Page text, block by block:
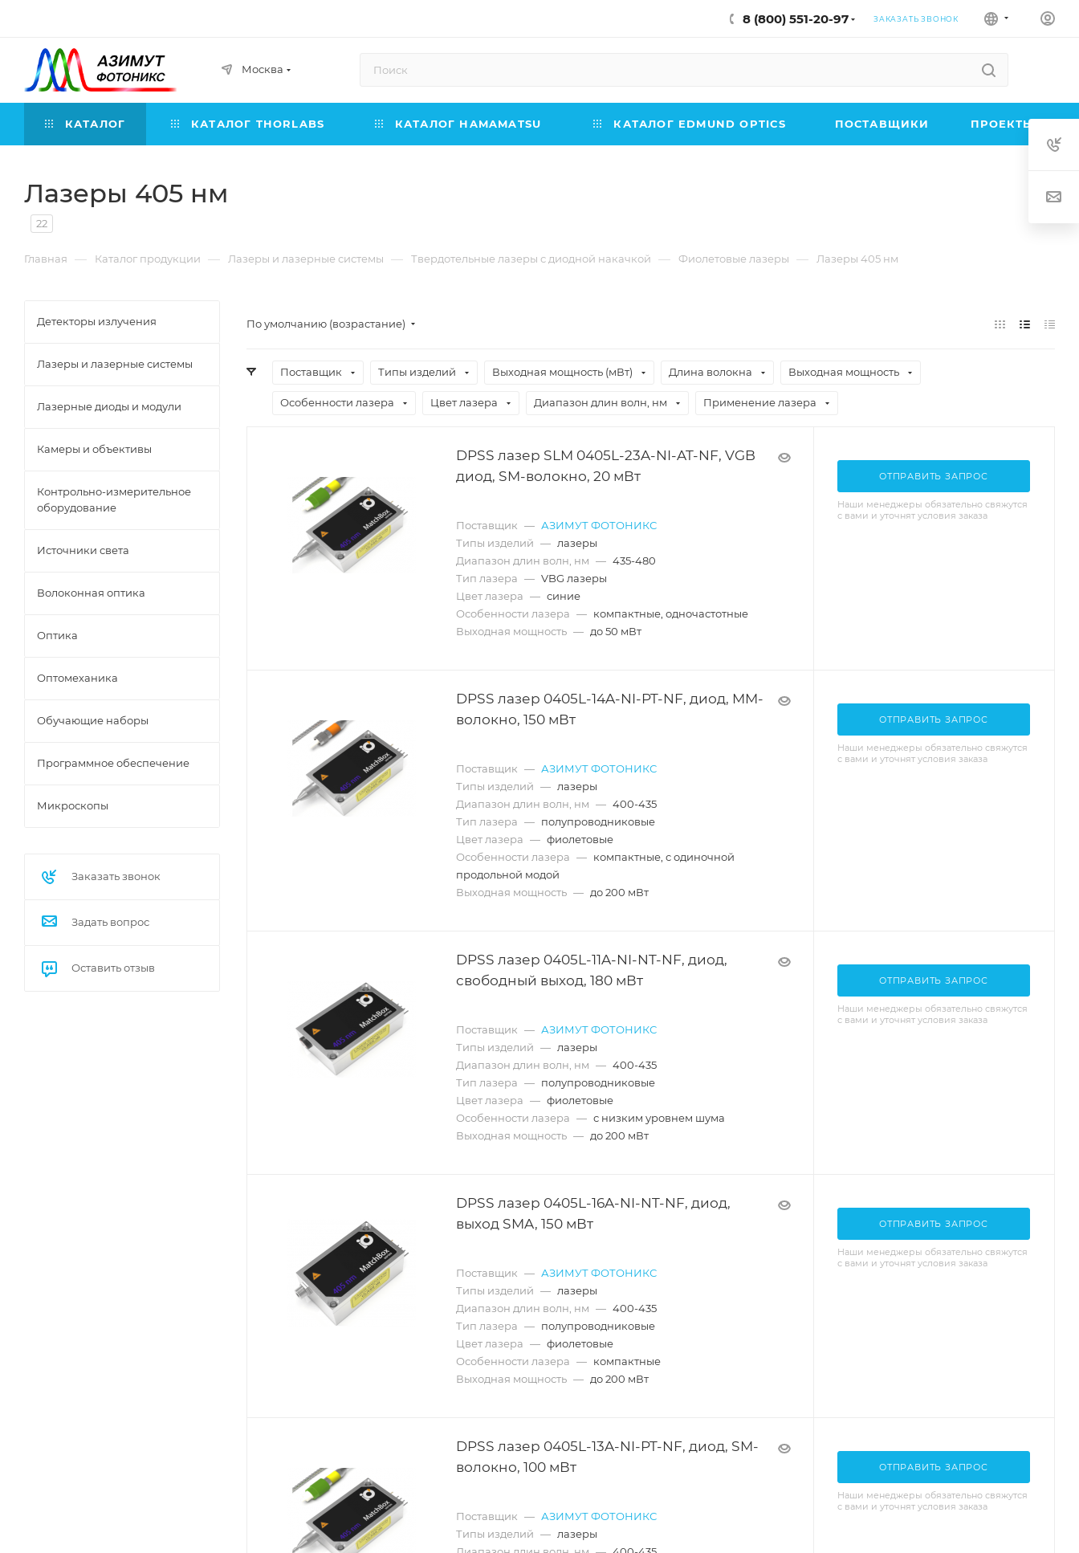
8 (800) 551-20-97 ЗАКАЗАТЬ ЗВОНОК
Москва
КАТАЛОГ КАТАЛОГ THORLABS КАТАЛОГ HAMAMATSU КАТАЛОГ EDMUND OPTICS ПОСТАВЩИКИ ПРОЕКТЫ
Лазеры 405 нм
22
Главная — Каталог продукции — Лазеры и лазерные системы — Твердотельные лазеры с диодной накачкой — Фиолетовые лазеры — Лазеры 405 нм
По умолчанию (возрастание)
Поставщик Типы изделий Выходная мощность (мВт) Длина волокна Выходная мощность
Особенности лазера Цвет лазера Диапазон длин волн, нм Применение лазера
DPSS лазер SLM 0405L-23A-NI-AT-NF, VGB
диод, SM-волокно, 20 мВт
Поставщик — АЗИМУТ ФОТОНИКС
Типы изделий — лазеры
Диапазон длин волн, нм — 435-480
Тип лазера — VBG лазеры
Цвет лазера — синие
Особенности лазера — компактные, одночастотные
Выходная мощность — до 50 мВт
ОТПРАВИТЬ ЗАПРОС
Наши менеджеры обязательно свяжутся
с вами и уточнят условия заказа
DPSS лазер 0405L-14A-NI-PT-NF, диод, MM-
волокно, 150 мВт
Поставщик — АЗИМУТ ФОТОНИКС
Типы изделий — лазеры
Диапазон длин волн, нм — 400-435
Тип лазера — полупроводниковые
Цвет лазера — фиолетовые
Особенности лазера — компактные, с одиночной
продольной модой
Выходная мощность — до 200 мВт
ОТПРАВИТЬ ЗАПРОС
Наши менеджеры обязательно свяжутся
с вами и уточнят условия заказа
DPSS лазер 0405L-11A-NI-NT-NF, диод,
свободный выход, 180 мВт
Поставщик — АЗИМУТ ФОТОНИКС
Типы изделий — лазеры
Диапазон длин волн, нм — 400-435
Тип лазера — полупроводниковые
Цвет лазера — фиолетовые
Особенности лазера — с низким уровнем шума
Выходная мощность — до 200 мВт
ОТПРАВИТЬ ЗАПРОС
Наши менеджеры обязательно свяжутся
с вами и уточнят условия заказа
DPSS лазер 0405L-16A-NI-NT-NF, диод,
выход SMA, 150 мВт
Поставщик — АЗИМУТ ФОТОНИКС
Типы изделий — лазеры
Диапазон длин волн, нм — 400-435
Тип лазера — полупроводниковые
Цвет лазера — фиолетовые
Особенности лазера — компактные
Выходная мощность — до 200 мВт
ОТПРАВИТЬ ЗАПРОС
Наши менеджеры обязательно свяжутся
с вами и уточнят условия заказа
DPSS лазер 0405L-13A-NI-PT-NF, диод, SM-
волокно, 100 мВт
Поставщик — АЗИМУТ ФОТОНИКС
Типы изделий — лазеры
ОТПРАВИТЬ ЗАПРОС
Наши менеджеры обязательно свяжутся
с вами и уточнят условия заказа
Детекторы излучения
Лазеры и лазерные системы
Лазерные диоды и модули
Камеры и объективы
Контрольно-измерительное
оборудование
Источники света
Волоконная оптика
Оптика
Оптомеханика
Обучающие наборы
Программное обеспечение
Микроскопы
Заказать звонок
Задать вопрос
Оставить отзыв